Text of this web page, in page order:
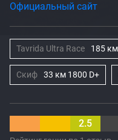
2.5
Официальный сайт
Tavrida Ultra Race 185 км
Скиф 33 км 1800 D+